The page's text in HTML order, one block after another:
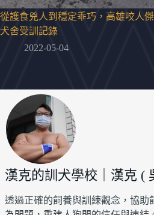
從護食兇人到穩定乖巧，高雄咬人
犬舍受訓記錄
2022-05-04
漢克的訓犬學校｜漢克 (
透過正確的飼養與訓練觀念，協助